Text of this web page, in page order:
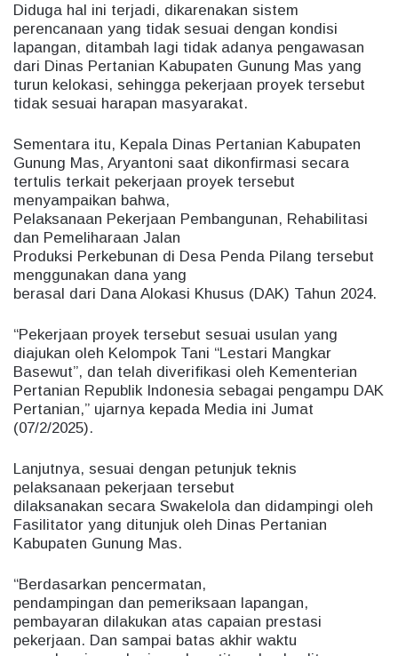
Diduga hal ini terjadi, dikarenakan sistem
perencanaan yang tidak sesuai dengan kondisi
lapangan, ditambah lagi tidak adanya pengawasan
dari Dinas Pertanian Kabupaten Gunung Mas yang
turun kelokasi, sehingga pekerjaan proyek tersebut
tidak sesuai harapan masyarakat.
Sementara itu, Kepala Dinas Pertanian Kabupaten
Gunung Mas, Aryantoni saat dikonfirmasi secara
tertulis terkait pekerjaan proyek tersebut
menyampaikan bahwa,
Pelaksanaan Pekerjaan Pembangunan, Rehabilitasi
dan Pemeliharaan Jalan
Produksi Perkebunan di Desa Penda Pilang tersebut
menggunakan dana yang
berasal dari Dana Alokasi Khusus (DAK) Tahun 2024.
“Pekerjaan proyek tersebut sesuai usulan yang
diajukan oleh Kelompok Tani “Lestari Mangkar
Basewut”, dan telah diverifikasi oleh Kementerian
Pertanian Republik Indonesia sebagai pengampu DAK
Pertanian,” ujarnya kepada Media ini Jumat
(07/2/2025).
Lanjutnya, sesuai dengan petunjuk teknis
pelaksanaan pekerjaan tersebut
dilaksanakan secara Swakelola dan didampingi oleh
Fasilitator yang ditunjuk oleh Dinas Pertanian
Kabupaten Gunung Mas.
“Berdasarkan pencermatan,
pendampingan dan pemeriksaan lapangan,
pembayaran dilakukan atas capaian prestasi
pekerjaan. Dan sampai batas akhir waktu